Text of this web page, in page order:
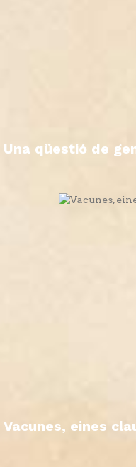
Una qüestió de
Vacunes, eines